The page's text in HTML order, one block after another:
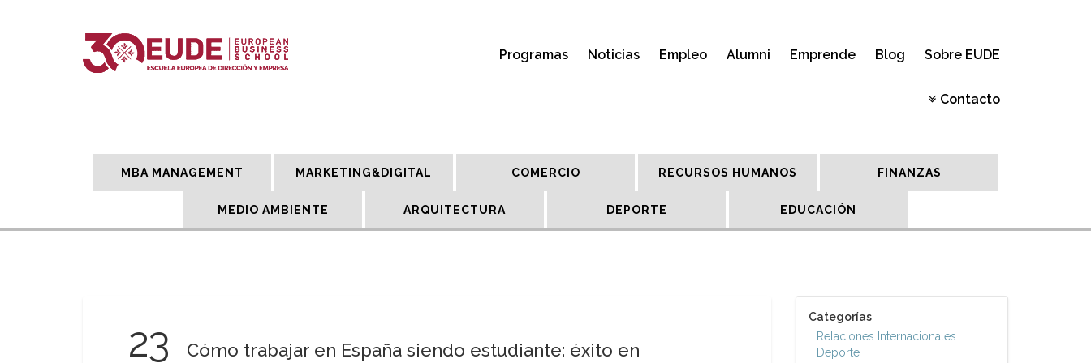
Programas Noticias Empleo Alumni Emprende Blog Sobre EUDE
Contacto
MBA MANAGEMENT MARKETING&DIGITAL COMERCIO RECURSOS HUMANOS FINANZAS
MEDIO AMBIENTE ARQUITECTURA DEPORTE EDUCACIÓN
23
Cómo trabajar en España siendo estudiante: éxito en
Categorías
Relaciones Internacionales
Deporte